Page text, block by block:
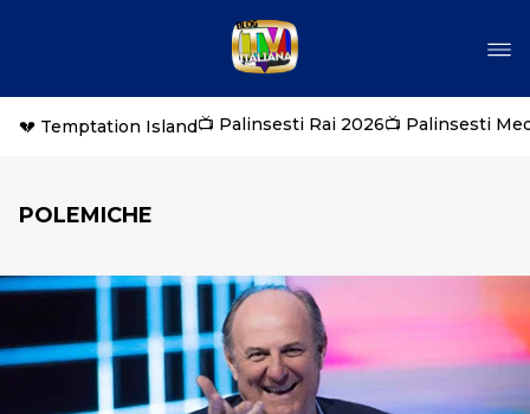
💔 Temptation Island📺 Palinsesti Rai 2026📺 Palinsesti
POLEMICHE